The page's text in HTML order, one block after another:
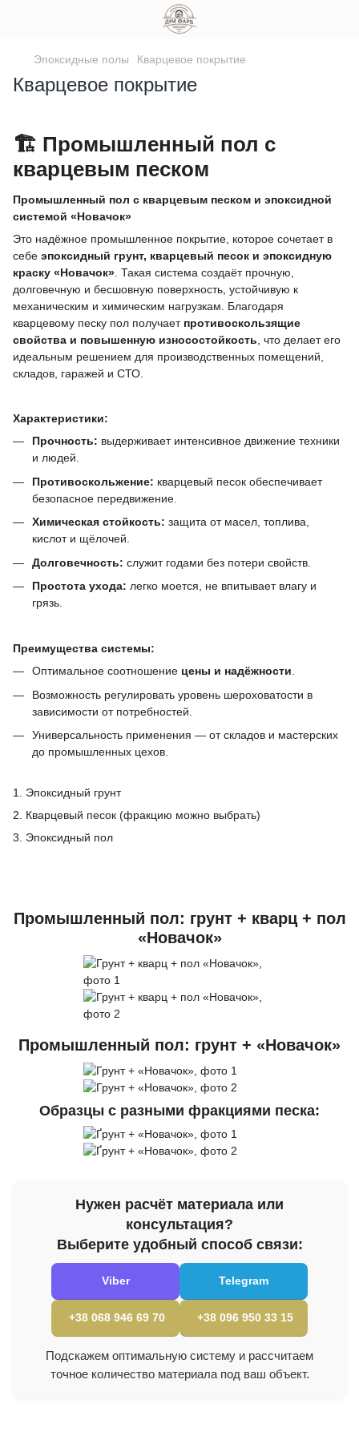
Эпоксидные полы Кварцевое покрытие
Кварцевое покрытие
🏗️ Промышленный пол с
кварцевым песком
Промышленный пол с кварцевым песком и эпоксидной
системой «Новачок»
Это надёжное промышленное покрытие, которое сочетает в
себе эпоксидный грунт, кварцевый песок и эпоксидную
краску «Новачок». Такая система создаёт прочную,
долговечную и бесшовную поверхность, устойчивую к
механическим и химическим нагрузкам. Благодаря
кварцевому песку пол получает противоскользящие
свойства и повышенную износостойкость, что делает его
идеальным решением для производственных помещений,
складов, гаражей и СТО.
Характеристики:
Прочность: выдерживает интенсивное движение техники
и людей.
Противоскольжение: кварцевый песок обеспечивает
безопасное передвижение.
Химическая стойкость: защита от масел, топлива,
кислот и щёлочей.
Долговечность: служит годами без потери свойств.
Простота ухода: легко моется, не впитывает влагу и
грязь.
Преимущества системы:
Оптимальное соотношение цены и надёжности.
Возможность регулировать уровень шероховатости в
зависимости от потребностей.
Универсальность применения — от складов и мастерских
до промышленных цехов.
1. Эпоксидный грунт
2. Кварцевый песок (фракцию можно выбрать)
3. Эпоксидный пол
Промышленный пол: грунт + кварц + пол
«Новачок»
Промышленный пол: грунт + «Новачок»
Образцы с разными фракциями песка:
Нужен расчёт материала или
консультация?
Выберите удобный способ связи:
Viber Telegram
+38 068 946 69 70 +38 096 950 33 15
Подскажем оптимальную систему и рассчитаем
точное количество материала под ваш объект.